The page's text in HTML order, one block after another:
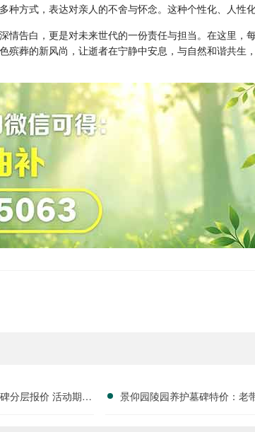
方式，表达对亲人的不舍与怀念。这种个性化、人性
情告白，更是对未来世代的一份责任与担当。在这里
殡葬的新风尚，让逝者在宁静中安息，与自然和谐共生
分层报价 活动期免
景仰园陵园养护墓碑特价：老